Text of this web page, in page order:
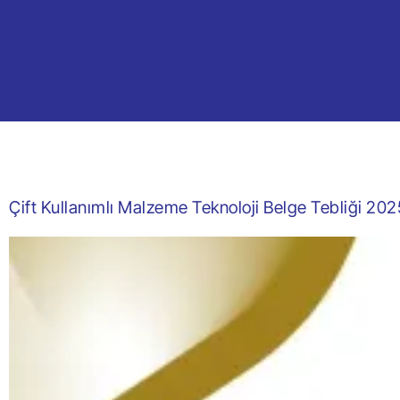
Çift Kullanımlı Malzeme Teknoloji Belge Tebliği